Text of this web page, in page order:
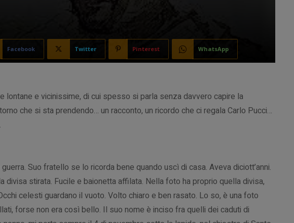
Facebook Twitter Pinterest WhatsApp
lontane e vicinissime, di cui spesso si parla senza davvero capire la
che si sta prendendo… un racconto, un ricordo che ci regala Carlo Pucci…
Suo fratello se lo ricorda bene quando uscì di casa. Aveva diciott’anni.
divisa stirata. Fucile e baionetta affilata. Nella foto ha proprio quella divisa,
celesti guardano il vuoto. Volto chiaro e ben rasato. Lo so, è una foto
forse non era così bello. Il suo nome è inciso fra quelli dei caduti di